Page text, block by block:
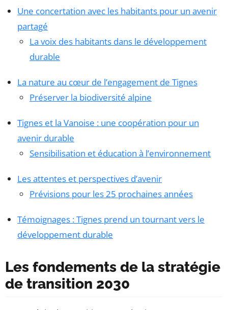
Une concertation avec les habitants pour un avenir
partagé
La voix des habitants dans le développement
durable
La nature au cœur de l’engagement de Tignes
Préserver la biodiversité alpine
Tignes et la Vanoise : une coopération pour un
avenir durable
Sensibilisation et éducation à l’environnement
Les attentes et perspectives d’avenir
Prévisions pour les 25 prochaines années
Témoignages : Tignes prend un tournant vers le
développement durable
Les fondements de la stratégie
de transition 2030